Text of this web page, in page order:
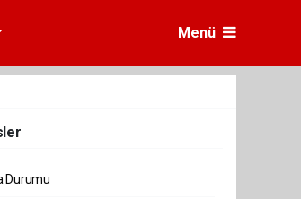
Menü
Durumu